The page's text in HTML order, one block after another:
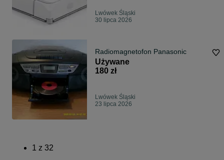
Lwówek Śląski
30 lipca 2026
Radiomagnetofon Panasonic
Używane
180 zł
Lwówek Śląski
23 lipca 2026
1 z 32